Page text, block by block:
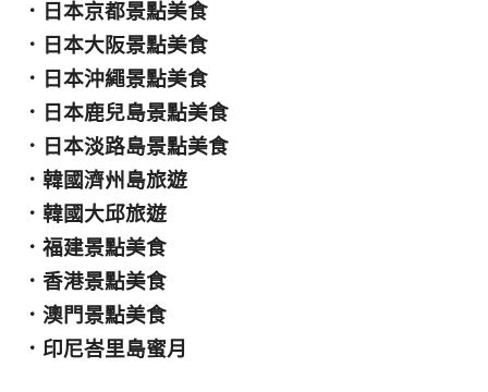
． 日本京都景點美食
． 日本大阪景點美食
． 日本沖繩景點美食
． 日本鹿兒島景點美食
． 日本淡路島景點美食
． 韓國濟州島旅遊
． 韓國大邱旅遊
． 福建景點美食
． 香港景點美食
． 澳門景點美食
． 印尼峇里島蜜月